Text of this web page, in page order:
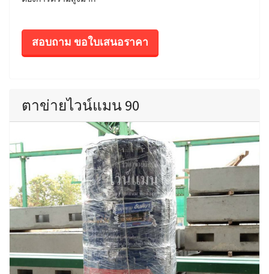
สอบถาม ขอใบเสนอราคา
ตาข่ายไวน์แมน 90